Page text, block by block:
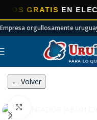
GRATISEN ELECTRO
Empresa orgullosamente
← Volver